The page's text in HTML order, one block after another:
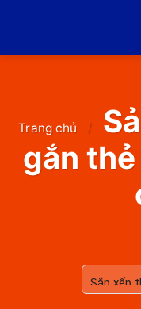
Trang chủ /
gắn